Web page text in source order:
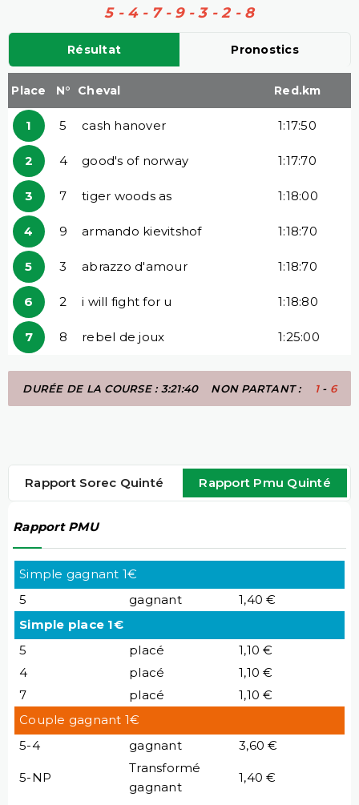
5 - 4 - 7 - 9 - 3 - 2 - 8
Résultat Pronostics
Place N° Cheval Red.km
1 5 cash hanover 1:17:50
2 4 good's of norway 1:17:70
3 7 tiger woods as 1:18:00
4 9 armando kievitshof 1:18:70
5 3 abrazzo d'amour 1:18:70
6 2 i will fight for u 1:18:80
7 8 rebel de joux 1:25:00
DURÉE DE LA COURSE : 3:21:40 NON PARTANT : 1- 6
Rapport Sorec Quinté Rapport Pmu Quinté
Rapport PMU
Simple gagnant 1€
5
gagnant
1,40 €
Simple place 1€
5
placé
1,10 €
4
placé
1,10 €
7
placé
1,10 €
Couple gagnant 1€
5-4
gagnant 3,60 €
5-NP
Transformé
gagnant
1,40 €